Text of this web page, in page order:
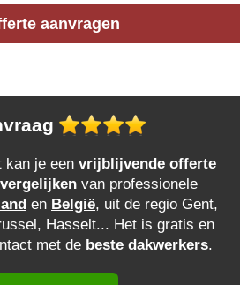
aanvragen
kan je een vrijblijvende offerte
van professionele
en België, uit de regio Gent,
Hasselt... Het is gratis en
met de beste dakwerkers.